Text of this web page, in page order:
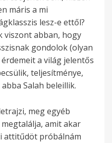
máris a mi
lesz-e ettől?
viszont abban, hogy
gondolok (olyan
a világ jelentős
teljesítménye,
Salah beleillik.
meg egyéb
amit akar
attitűdöt próbálnám